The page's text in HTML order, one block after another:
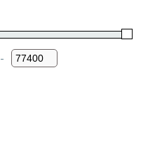
Minimum Price
-
Maximum Price